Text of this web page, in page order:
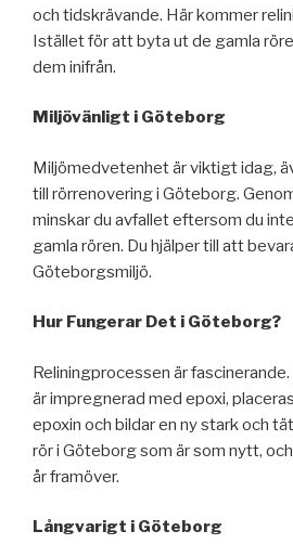
och tidskrävande. Här kommer
Istället för att byta ut de gamla
dem inifrån.
Miljövänligt i Göteborg
Miljömedvetenhet är viktigt idag,
till rörrenovering i Göteborg.
minskar du avfallet eftersom du
gamla rören. Du hjälper till att
Göteborgsmiljö.
Hur Fungerar Det i Göteborg?
Reliningprocessen är
är impregnerad med epoxi,
epoxin och bildar en ny stark och
rör i Göteborg som är som nytt,
år framöver.
Långvarigt i Göteborg